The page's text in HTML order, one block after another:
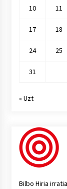
10 11
17 18
24 25
31
« Uzt
Bilbo Hiria irratia